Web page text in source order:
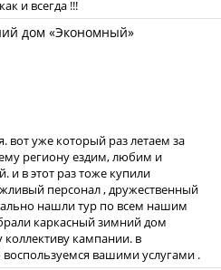
и всегда !!!
вот уже который раз летаем за
региону ездим, любим и
и в этот раз тоже купили
персонал , дружественный
нашли тур по всем нашим
каркасный зимний дом
кампании. в
вашими услугами .